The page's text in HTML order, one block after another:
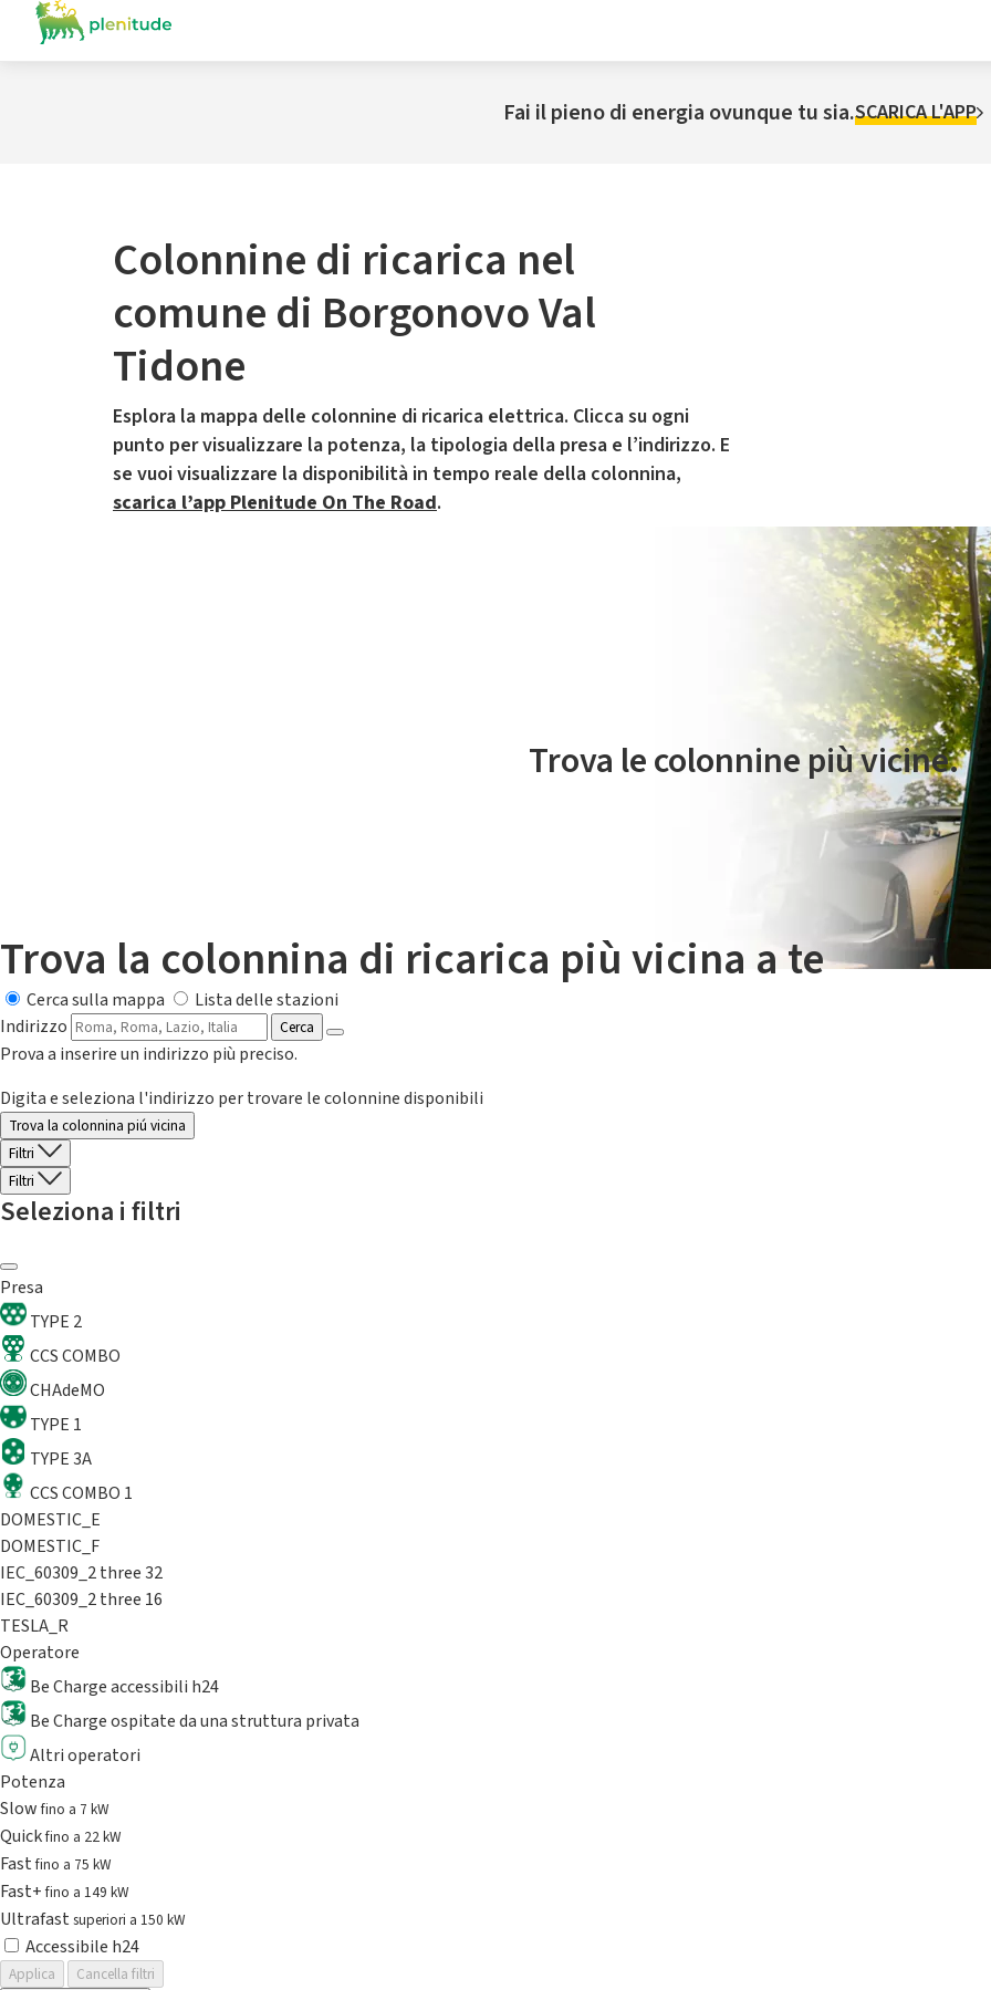
Fai il pieno di energia ovunque tu sia.SCARICA L'APP
Colonnine di ricarica nel
comune di Borgonovo Val
Tidone
Esplora la mappa delle colonnine di ricarica elettrica. Clicca su ogni
punto per visualizzare la potenza, la tipologia della presa e l’indirizzo. E
se vuoi visualizzare la disponibilità in tempo reale della colonnina,
scarica l’app Plenitude On The Road.
Il servizio di mobilità elettrica è gestito da Plenitude On The Road
Trova le colonnine più vicine.
Trova la colonnina di ricarica più vicina a te
Cerca sulla mappa
Lista delle stazioni
Indirizzo
Cerca
Prova a inserire un indirizzo più preciso.
Digita e seleziona l'indirizzo per trovare le colonnine disponibili
Trova la colonnina piú vicina
Filtri
Filtri
Seleziona i filtri
Presa
TYPE 2
CCS COMBO
CHAdeMO
TYPE 1
TYPE 3A
CCS COMBO 1
DOMESTIC_E
DOMESTIC_F
IEC_60309_2 three 32
IEC_60309_2 three 16
TESLA_R
Operatore
Be Charge accessibili h24
Be Charge ospitate da una struttura privata
Altri operatori
Potenza
Slowfino a 7 kW
Quickfino a 22 kW
Fastfino a 75 kW
Fast+fino a 149 kW
Ultrafast superiori a 150 kW
Accessibile h24
Applica
Cancella filtri